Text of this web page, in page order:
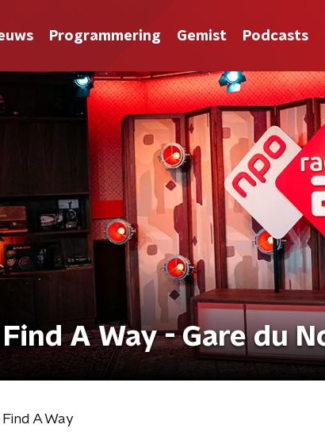
Programmering Gemist Podcasts
A Way - Gare du
A Way